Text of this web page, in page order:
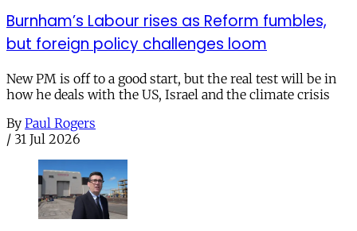
Burnham’s Labour rises as Reform fumbles,
but foreign policy challenges loom
New PM is off to a good start, but the real test will be in
how he deals with the US, Israel and the climate crisis
By Paul Rogers
/ 31 Jul 2026